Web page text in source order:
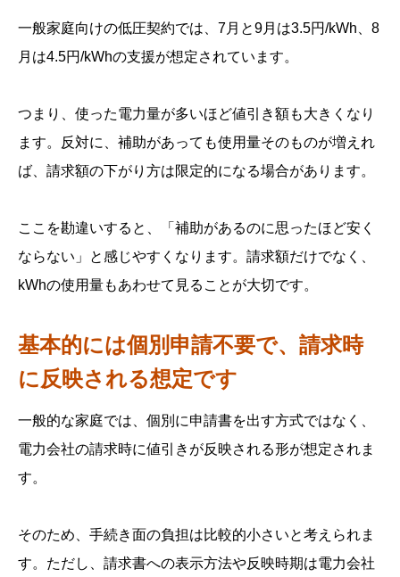
一般家庭向けの低圧契約では、7月と9月は3.5円/kWh、8
月は4.5円/kWhの支援が想定されています。
つまり、使った電力量が多いほど値引き額も大きくなり
ます。反対に、補助があっても使用量そのものが増えれ
ば、請求額の下がり方は限定的になる場合があります。
ここを勘違いすると、「補助があるのに思ったほど安く
ならない」と感じやすくなります。請求額だけでなく、
kWhの使用量もあわせて見ることが大切です。
基本的には個別申請不要で、請求時
に反映される想定です
一般的な家庭では、個別に申請書を出す方式ではなく、
電力会社の請求時に値引きが反映される形が想定されま
す。
そのため、手続き面の負担は比較的小さいと考えられま
す。ただし、請求書への表示方法や反映時期は電力会社